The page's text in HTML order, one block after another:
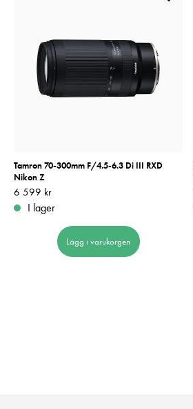
Tamron 70-300mm F/4.5-6.3 Di III RXD
Nikon Z
Pris:6 599 kr
6 599 kr
I lager
Lägg i varukorgen